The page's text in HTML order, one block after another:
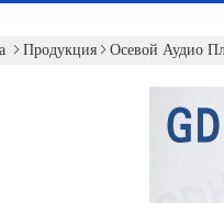
Продукция Осевой Аудио